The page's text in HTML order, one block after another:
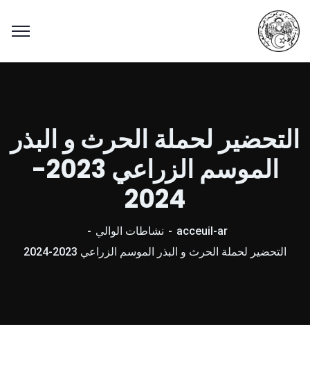
التحضير لحملة الحرث و البذر
الموسم الزراعي 2023-
2024
acceuil-ar
نشاطات الوالي
التحضير لحملة الحرث و البذر الموسم الزراعي 2023-2024